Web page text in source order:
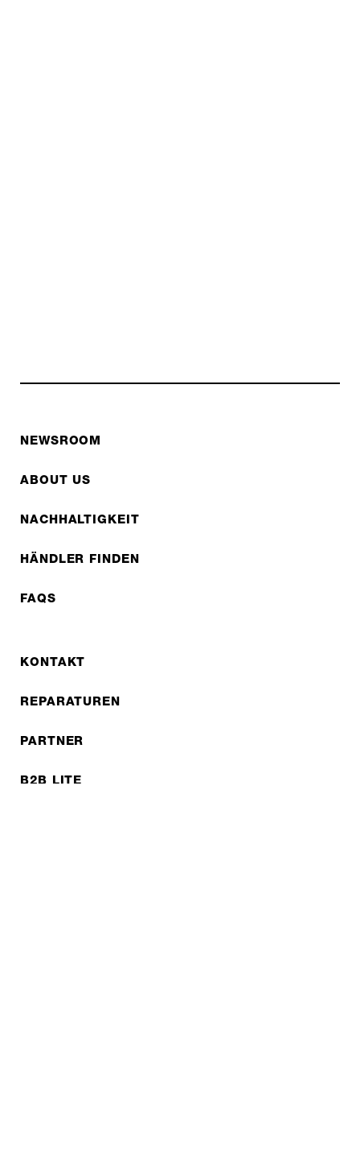
NEWSROOM
ABOUT US
NACHHALTIGKEIT
HÄNDLER FINDEN
FAQS
KONTAKT
REPARATUREN
PARTNER
B2B LITE